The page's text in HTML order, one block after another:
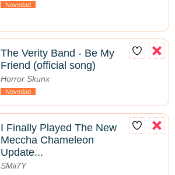
Novedad
The Verity Band - Be My
Friend (official song)
Horror Skunx
Novedad
I Finally Played The New
Meccha Chameleon
Update...
SMii7Y